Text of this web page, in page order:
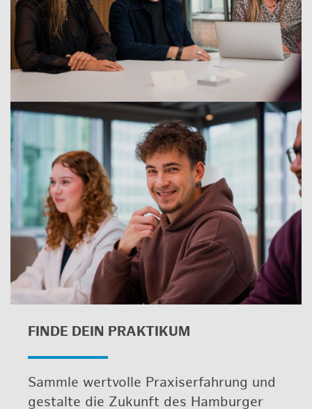
FINDE DEIN PRAK­TI­KUM
Samm­le wert­vol­le Pra­xis­er­fah­rung und
ge­stal­te die Zu­kunft des Ham­bur­ger